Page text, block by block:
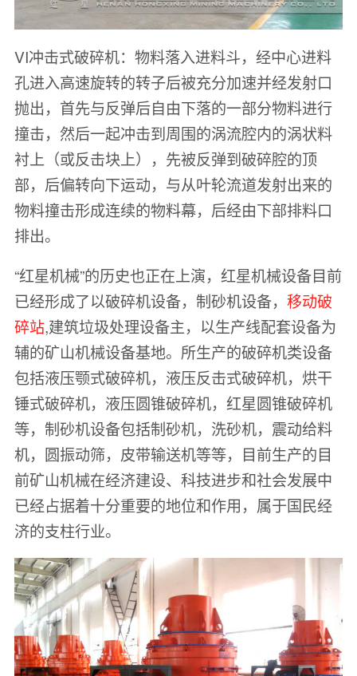
VI冲击式破碎机：物料落入进料斗，经中心进料
孔进入高速旋转的转子后被充分加速并经发射口
抛出，首先与反弹后自由下落的一部分物料进行
撞击，然后一起冲击到周围的涡流腔内的涡状料
衬上（或反击块上），先被反弹到破碎腔的顶
部，后偏转向下运动，与从叶轮流道发射出来的
物料撞击形成连续的物料幕，后经由下部排料口
排出。
“红星机械”的历史也正在上演，红星机械设备目前
已经形成了以破碎机设备，制砂机设备， 移动破
碎站,建筑垃圾处理设备主，以生产线配套设备为
辅的矿山机械设备基地。所生产的破碎机类设备
包括液压颚式破碎机，液压反击式破碎机，烘干
锤式破碎机，液压圆锥破碎机，红星圆锥破碎机
等，制砂机设备包括制砂机，洗砂机，震动给料
机，圆振动筛，皮带输送机等等，目前生产的目
前矿山机械在经济建设、科技进步和社会发展中
已经占据着十分重要的地位和作用，属于国民经
济的支柱行业。